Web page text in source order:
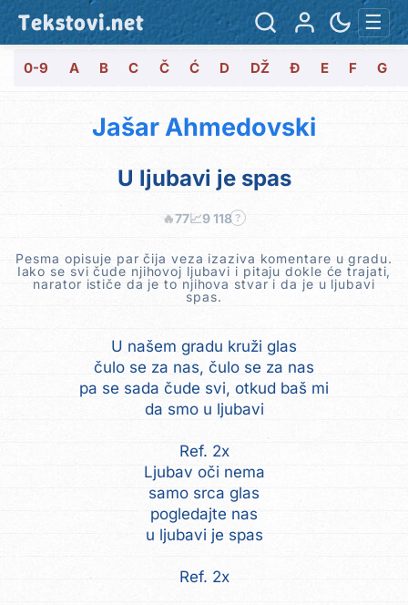
Tekstovi.net ☰
0-9 A B C Č Ć D DŽ Đ E F G
Jašar Ahmedovski
U ljubavi je spas
🔥77📈9 118 ?
Pesma opisuje par čija veza izaziva komentare u gradu.
Iako se svi čude njihovoj ljubavi i pitaju dokle će trajati,
narator ističe da je to njihova stvar i da je u ljubavi
spas.
U našem gradu kruži glas
čulo se za nas, čulo se za nas
pa se sada čude svi, otkud baš mi
da smo u ljubavi
Ref. 2x
Ljubav oči nema
samo srca glas
pogledajte nas
u ljubavi je spas
Ref. 2x